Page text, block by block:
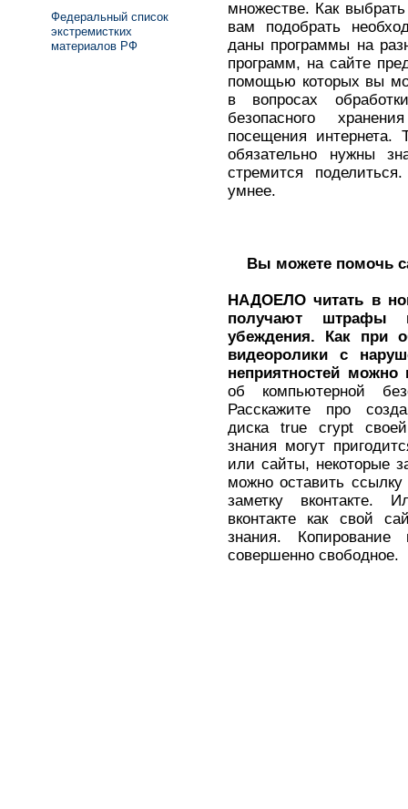
множестве. Как
вам подобрать
даны программы на
программ, на сайте
помощью которых вы
в вопросах
безопасного
посещения интернета.
обязательно нужны
стремится поделиться.
умнее.
Вы можете помочь
НАДОЕЛО читать в
получают штрафы
убеждения. Как при
видеоролики с
неприятностей можно
об компьютерной
Расскажите про
диска true crypt
знания могут
или сайты, некоторые
можно оставить
заметку вконтакте.
вконтакте как свой
знания.
совершенно свободное.
Федеральный список
экстремистких
материалов РФ